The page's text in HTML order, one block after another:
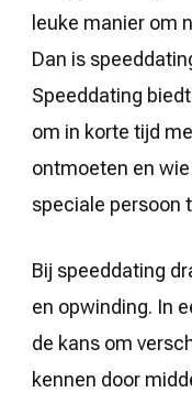
leuke manier om
Dan is
Speeddating
om in korte tijd
ontmoeten en
speciale persoon
Bij speeddating
en opwinding. In
de kans om
kennen door